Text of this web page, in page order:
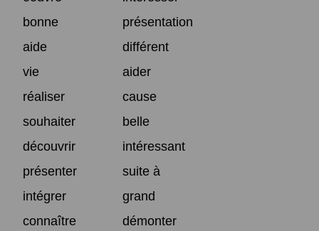
bonne
présentation
aide
différent
vie
aider
réaliser
cause
souhaiter
belle
découvrir
intéressant
présenter
suite à
intégrer
grand
connaître
démonter